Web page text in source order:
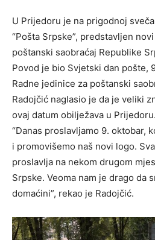
U Prijedoru je na prigodnoj
“Pošta Srpske”, predstavljen
poštanski saobraćaj Republike
Povod je bio Svjetski dan pošte,
Radne jedinice za poštanski
Radojčić naglasio je da je veliki
ovaj datum obilježava u Prijedoru.
“Danas proslavljamo 9. oktobar,
i promovišemo naš novi logo.
proslavlja na nekom drugom
Srpske. Veoma nam je drago da
domaćini”, rekao je Radojčić.